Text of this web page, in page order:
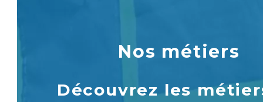
Nos métiers
Découvrez les